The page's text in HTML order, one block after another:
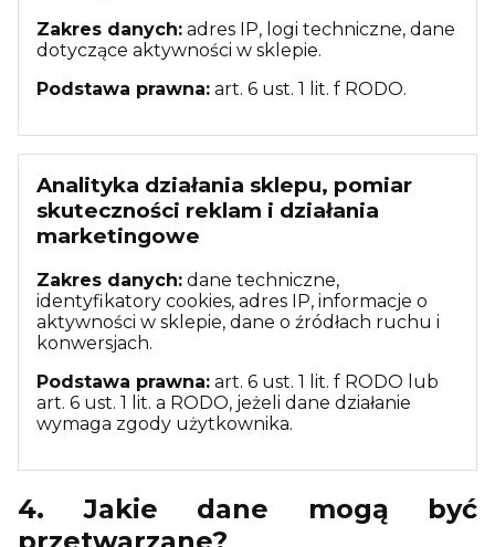
Zakres danych: adres IP, logi techniczne, dane
dotyczące aktywności w sklepie.
Podstawa prawna: art. 6 ust. 1 lit. f RODO.
Analityka działania sklepu, pomiar
skuteczności reklam i działania
marketingowe
Zakres danych: dane techniczne,
identyfikatory cookies, adres IP, informacje o
aktywności w sklepie, dane o źródłach ruchu i
konwersjach.
Podstawa prawna: art. 6 ust. 1 lit. f RODO lub
art. 6 ust. 1 lit. a RODO, jeżeli dane działanie
wymaga zgody użytkownika.
4. Jakie dane mogą być
przetwarzane?